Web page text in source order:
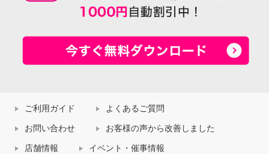
ご利用ガイド よくあるご質問
お問い合わせ お客様の声から改善しました
店舗情報 イベント・催事情報